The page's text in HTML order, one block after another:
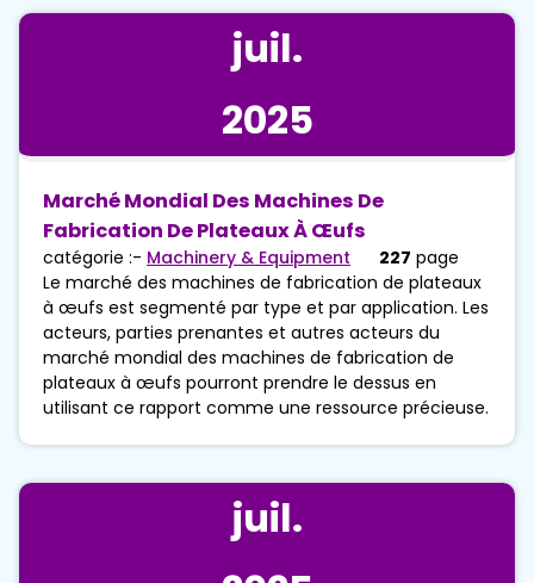
juil.
2025
Marché Mondial Des Machines De
Fabrication De Plateaux À Œufs
catégorie :- Machinery & Equipment 227 page
Le marché des machines de fabrication de plateaux
à œufs est segmenté par type et par application. Les
acteurs, parties prenantes et autres acteurs du
marché mondial des machines de fabrication de
plateaux à œufs pourront prendre le dessus en
utilisant ce rapport comme une ressource précieuse.
juil.